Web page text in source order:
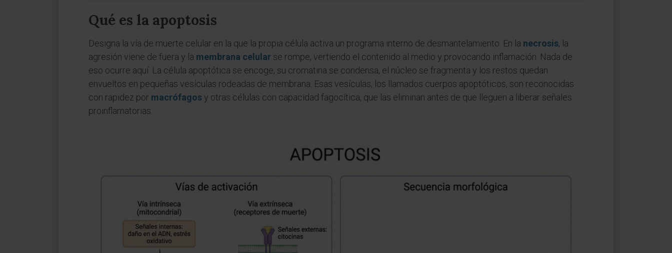
Qué es la apoptosis
Designa la vía de muerte celular en la que la propia célula activa un programa interno de desmantelamiento. En la necrosis, la
agresión viene de fuera y la membrana celular se rompe, vertiendo el contenido al medio y provocando inflamación. Nada de
eso ocurre aquí. La célula apoptótica se encoge, su cromatina se condensa, el núcleo se fragmenta y los restos quedan
envueltos en pequeñas vesículas rodeadas de membrana. Esas vesículas, los llamados cuerpos apoptóticos, son reconocidas
con rapidez por macrófagosy otras células con capacidad fagocítica, que las eliminan antes de que lleguen a liberar señales
proinflamatorias.